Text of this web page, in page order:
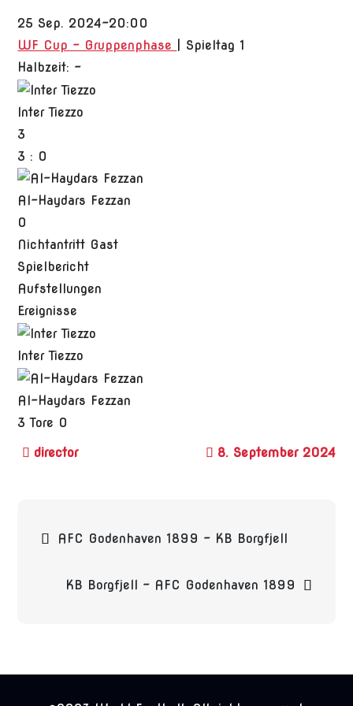
25 Sep. 2024-20:00
WF Cup - Gruppenphase
| Spieltag 1
Halbzeit: -
Inter Tiezzo
3
3 : 0
Al-Haydars Fezzan
0
Nichtantritt Gast
Spielbericht
Aufstellungen
Ereignisse
Inter Tiezzo
Al-Haydars Fezzan
3 Tore 0
8. September 2024
AFC Godenhaven 1899 – KB Borgfjell
KB Borgfjell – AFC Godenhaven 1899